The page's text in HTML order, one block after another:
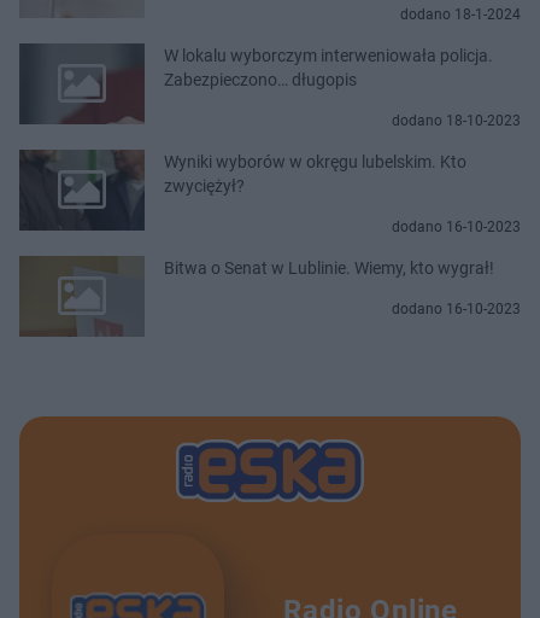
dodano 18-1-2024
W lokalu wyborczym interweniowała policja.
Zabezpieczono… długopis
dodano 18-10-2023
Wyniki wyborów w okręgu lubelskim. Kto
zwyciężył?
dodano 16-10-2023
Bitwa o Senat w Lublinie. Wiemy, kto wygrał!
dodano 16-10-2023
Radio Online